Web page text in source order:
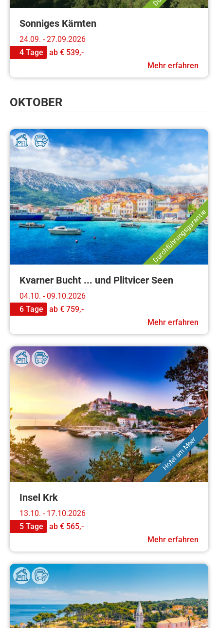
Sonniges Kärnten
24.09. - 27.09.2026
4 Tage
ab € 539,-
Mehr erfahren
OKTOBER
Durchführungsgarantie
Kvarner Bucht ... und Plitvicer Seen
04.10. - 09.10.2026
6 Tage
ab € 759,-
Mehr erfahren
Hotel am Meer
Insel Krk
13.10. - 17.10.2026
5 Tage
ab € 565,-
Mehr erfahren